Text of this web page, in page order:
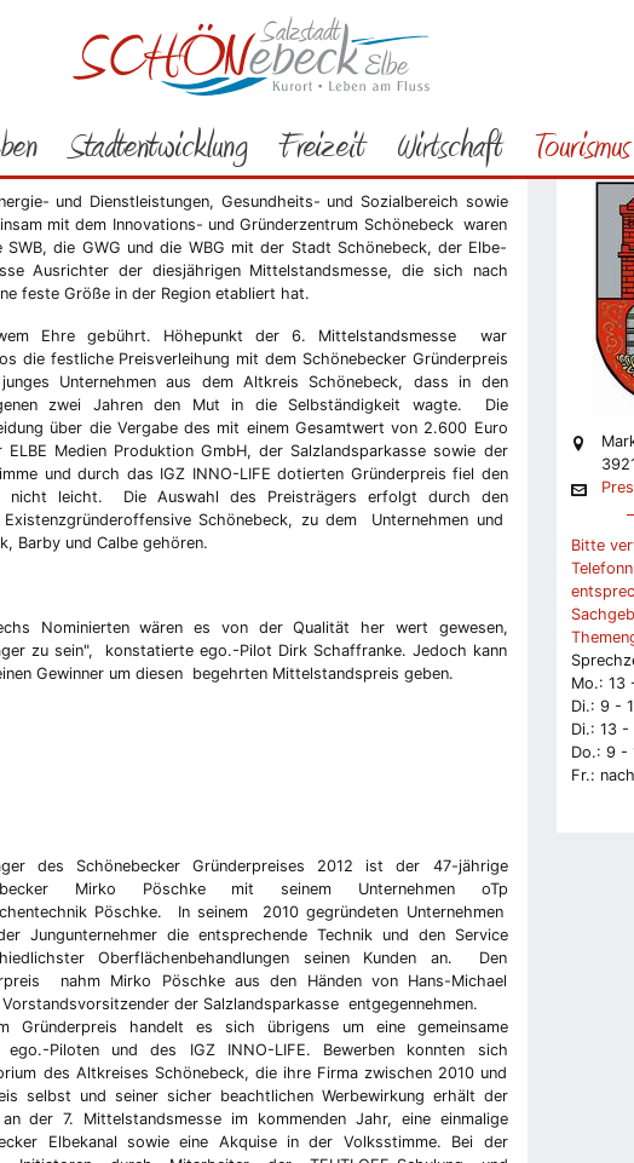
Stadtentwicklung Freizeit Wirtschaft Tourismus
Bürgerservice Aktuelles 2012
: 6. Mittelstandsmesse der Region
mit Ausstellerrekord
und Dienstleistungen, Gesundheits- und Sozialbereich sowie
mit dem Innovations- und Gründerzentrum Schönebeck waren
die GWG und die WBG mit der Stadt Schönebeck, der Elbe-
Ausrichter der diesjährigen Mittelstandsmesse, die sich nach
feste Größe in der Region etabliert hat.
Ehre gebührt. Höhepunkt der 6. Mittelstandsmesse war
die festliche Preisverleihung mit dem Schönebecker Gründerpreis
Unternehmen aus dem Altkreis Schönebeck, dass in den
zwei Jahren den Mut in die Selbständigkeit wagte. Die
über die Vergabe des mit einem Gesamtwert von 2.600 Euro
ELBE Medien Produktion GmbH, der Salzlandsparkasse sowie der
und durch das IGZ INNO-LIFE dotierten Gründerpreis fiel den
nicht leicht. Die Auswahl des Preisträgers erfolgt durch den
Schönebeck, zu dem Unternehmen und
Barby und Calbe gehören.
Nominierten wären es von der Qualität her wert gewesen,
zu sein", konstatierte ego.-Pilot Dirk Schaffranke. Jedoch kann
Gewinner um diesen begehrten Mittelstandspreis geben.
des Schönebecker Gründerpreises 2012 ist der 47-jährige
Mirko Pöschke mit seinem Unternehmen oTp
Pöschke. In seinem 2010 gegründeten Unternehmen
Jungunternehmer die entsprechende Technik und den Service
Oberflächenbehandlungen seinen Kunden an. Den
nahm Mirko Pöschke aus den Händen von Hans-Michael
der Salzlandsparkasse entgegennehmen.
Gründerpreis handelt es sich übrigens um eine gemeinsame
Piloten und des IGZ INNO-LIFE. Bewerben konnten sich
des Altkreises Schönebeck, die ihre Firma zwischen 2010 und
selbst und seiner sicher beachtlichen Werbewirkung erhält der
der 7. Mittelstandsmesse im kommenden Jahr, eine einmalige
Elbekanal sowie eine Akquise in der Volksstimme. Bei der
Bitte
Mo.: 13
Di.: 9 -
Di.: 13 -
Do.: 9 -
Fr.: